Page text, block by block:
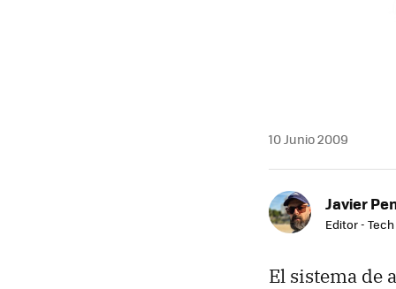
10 Junio 2009
Javier
Editor - Tech
El sistema de